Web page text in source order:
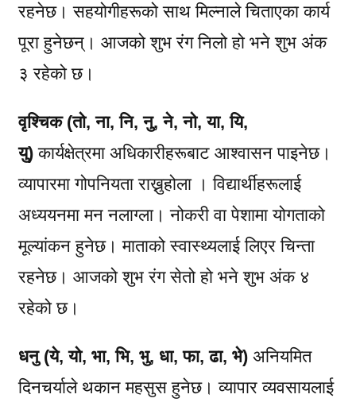
रहनेछ। सहयोगीहरूको साथ मिल्नाले चिताएका कार्य
पूरा हुनेछन्। आजको शुभ रंग निलो हो भने शुभ अंक
३ रहेको छ।
वृश्चिक (तो, ना, नि, नु, ने, नो, या, यि,
यु) कार्यक्षेत्रमा अधिकारीहरूबाट आश्वासन पाइनेछ।
व्यापारमा गोपनियता राख्नुहोला । विद्यार्थीहरूलाई
अध्ययनमा मन नलाग्ला। नोकरी वा पेशामा योगताको
मूल्यांकन हुनेछ। माताको स्वास्थ्यलाई लिएर चिन्ता
रहनेछ। आजको शुभ रंग सेतो हो भने शुभ अंक ४
रहेको छ।
धनु (ये, यो, भा, भि, भु, धा, फा, ढा, भे) अनियमित
दिनचर्याले थकान महसुस हुनेछ। व्यापार व्यवसायलाई